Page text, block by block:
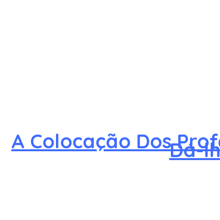
A Colocação DosDá-